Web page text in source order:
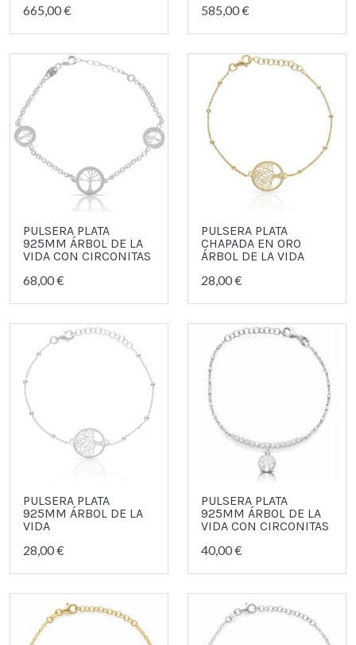
665,00 € 585,00 €
PULSERA PLATA
925MM ÁRBOL DE LA
VIDA CON CIRCONITAS
68,00 €
PULSERA PLATA
CHAPADA EN ORO
ÁRBOL DE LA VIDA
28,00 €
PULSERA PLATA
925MM ÁRBOL DE LA
VIDA
28,00 €
PULSERA PLATA
925MM ÁRBOL DE LA
VIDA CON CIRCONITAS
40,00 €